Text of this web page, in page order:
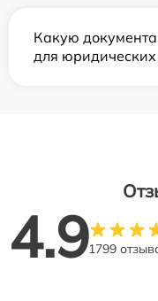
Какую
для юридических
4.91799